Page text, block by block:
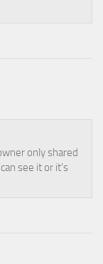
only shared
see it or it's